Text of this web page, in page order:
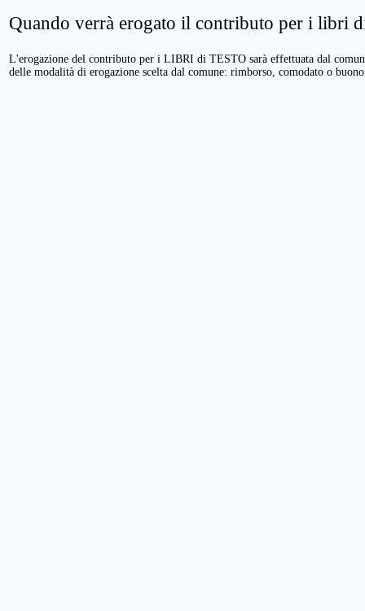
Quando verrà erogato il contributo per i libri
L'erogazione del contributo per i LIBRI di TESTO sarà effettuata dal
delle modalità di erogazione scelta dal comune: rimborso, comodato o